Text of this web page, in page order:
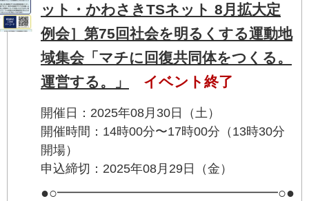
ット・かわさきTSネット 8月拡大定
例会］第75回社会を明るくする運動地
域集会「マチに回復共同体をつくる。
運営する。」
イベント終了
開催日：2025年08月30日（土）
開催時間：14時00分〜17時00分（13時30分
開場）
申込締切：2025年08月29日（金）
●○━━━━━━━━━━━━━━━━○●